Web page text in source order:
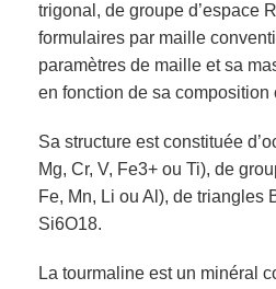
trigonal, de groupe d’espace
formulaires par maille
paramètres de maille et sa
en fonction de sa composition
Sa structure est constituée
Mg, Cr, V, Fe3+ ou Ti), de
Fe, Mn, Li ou Al), de triangles
Si6O18.
La tourmaline est un minéral